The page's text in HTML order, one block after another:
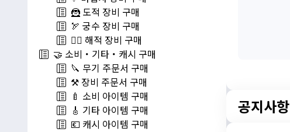
🦹 도적 장비 구매
🏹 궁수 장비 구매
🏴‍☠️ 해적 장비 구매
🤝 소비・기타・캐시 구매
🔪 무기 주문서 구매
⚒️ 장비 주문서 구매
🍼 소비 아이템 구매
🎸 기타 아이템 구매
💶 캐시 아이템 구매
공지사항